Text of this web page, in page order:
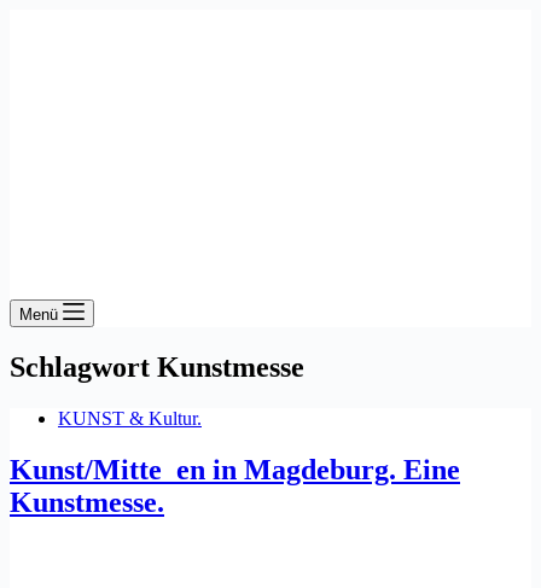
Menü
Schlagwort Kunstmesse
KUNST & Kultur.
Kunst/Mitte_en in Magdeburg. Eine
Kunstmesse.